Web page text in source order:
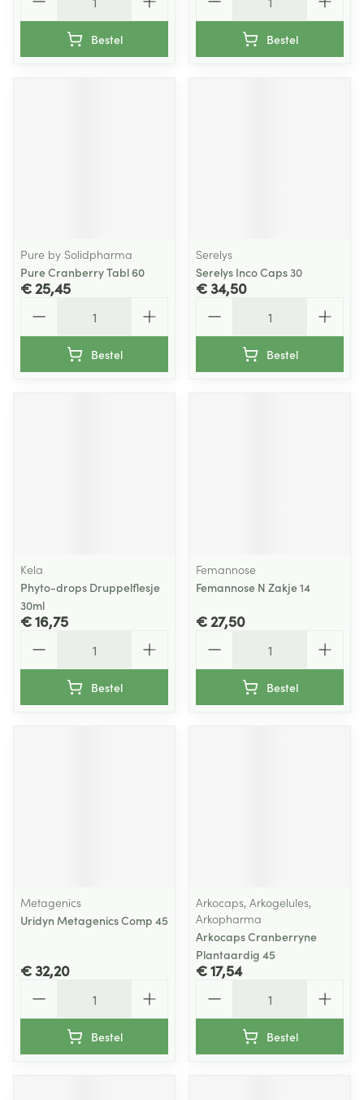
Bestel Bestel
Pure by Solidpharma
Pure Cranberry Tabl 60
€ 25,45
Bestel
Serelys
Serelys Inco Caps 30
€ 34,50
Bestel
Kela
Phyto-drops Druppelflesje
30ml
€ 16,75
Bestel
Femannose
Femannose N Zakje 14
€ 27,50
Bestel
Metagenics
Uridyn Metagenics Comp 45
€ 32,20
Bestel
Arkocaps, Arkogelules,
Arkopharma
Arkocaps Cranberryne
Plantaardig 45
€ 17,54
Bestel